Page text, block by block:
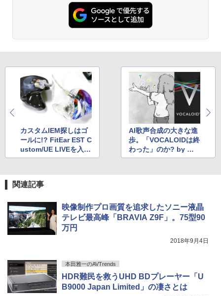
カスタムIEM探しはゴ
ールに!? FitEar EST C
ustom/UE LIVEを入手
by 野村ケンジ
AI歌声合成の大きな進
歩。「VOCALOIDは終
わった」のか? by 藤
本 健
関連記事
映像制作プロ画質を追求したソニー液晶
テレビ最高峰「BRAVIA Z9F」。75型90
万円
2018年9月4日
本田雅一のAVTrends
HDR難民を救うUHD BDプレーヤー「U
B9000 Japan Limited」の凄さとは